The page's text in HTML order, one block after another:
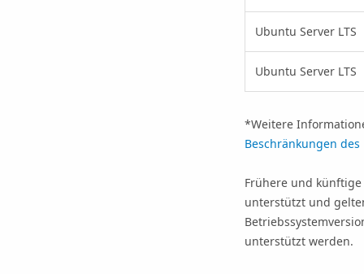
Ubuntu Server LTS
Ubuntu Server LTS
*Weitere
Beschränkungen
Frühere und
unterstützt und
unterstützt werden.